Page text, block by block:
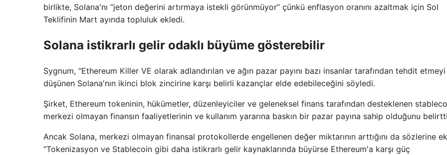
birlikte, Solana'nı “jeton değerini artırmaya istekli görünmüyor” çünkü enflasyon oranını azaltmak için Sol
Teklifinin Mart ayında topluluk ekledi.
Solana istikrarlı gelir odaklı büyüme gösterebilir
Sygnum, “Ethereum Killer VE olarak adlandırılan ve ağın pazar payını bazı insanlar tarafından tehdit etmeyi
düşünen Solana'nın ikinci blok zincirine karşı belirli kazançlar elde edebileceğini söyledi.
Şirket, Ethereum tokeninin, hükümetler, düzenleyiciler ve geleneksel finans tarafından desteklenen
merkezi olmayan finansın faaliyetlerinin ve kullanım yararına baskın bir pazar payına sahip olduğunu
Ancak Solana, merkezi olmayan finansal protokollerde engellenen değer miktarının arttığını da sözlerine
“Tokenizasyon ve Stablecoin gibi daha istikrarlı gelir kaynaklarında büyürse Ethereum'a karşı güç